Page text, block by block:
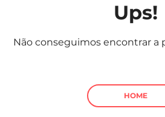
Sociedade
Negócios
Ups!
Não conseguimos encontrar a
HOME